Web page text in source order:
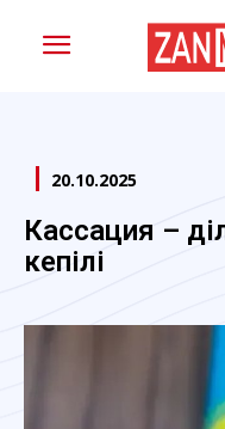
20.10.2025
Кассация –
кепілі